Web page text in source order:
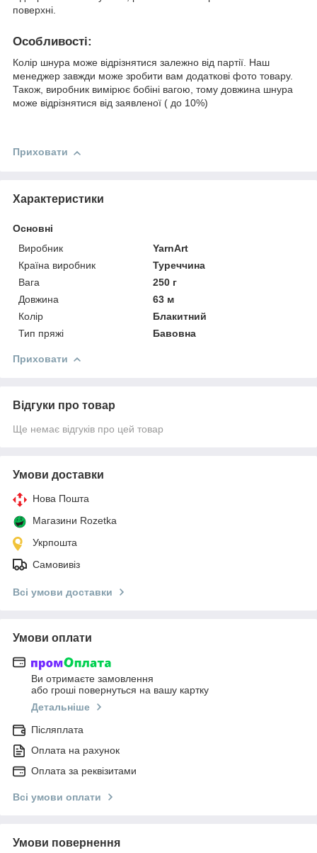
поверхні.
Особливості:
Колір шнура може відрізнятися залежно від партії. Наш
менеджер завжди може зробити вам додаткові фото товару.
Також, виробник вимірює бобіні вагою, тому довжина шнура
може відрізнятися від заявленої ( до 10%)
Приховати
Характеристики
Основні
Виробник
YarnArt
Країна виробник
Туреччина
Вага
250 г
Довжина
63 м
Колір
Блакитний
Тип пряжі
Бавовна
Приховати
Відгуки про товар
Ще немає відгуків про цей товар
Умови доставки
Нова Пошта
Магазини Rozetka
Укрпошта
Самовивіз
Всі умови доставки
Умови оплати
Ви отримаєте замовлення
або гроші повернуться на вашу картку
Детальніше
Післяплата
Оплата на рахунок
Оплата за реквізитами
Всі умови оплати
Умови повернення